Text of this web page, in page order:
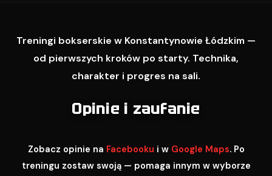
Treningi bokserskie w Konstantynowie Łódzkim —
od pierwszych kroków po starty. Technika,
charakter i progres na sali.
Opinie i zaufanie
Zobacz opinie na Facebooku i w Google Maps. Po
treningu zostaw swoją — pomaga innym w wyborze